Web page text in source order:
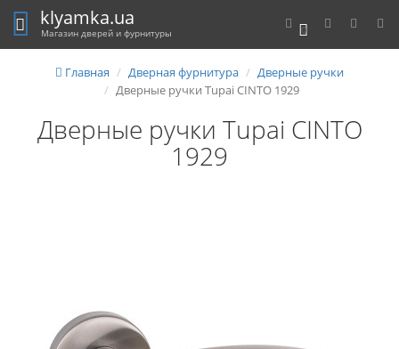
0
klyamka.ua
Магазин дверей и фурнитуры
Главная Дверная фурнитура
Дверные ручки
Дверные ручки Tupai CINTO 1929
Дверные ручки Tupai CINTO
1929